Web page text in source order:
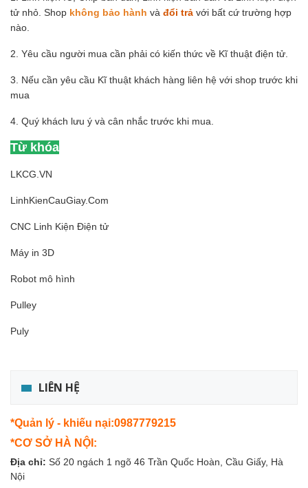
tử nhỏ. Shop không bảo hành và đổi trả với bất cứ trường hợp
nào.
2. Yêu cầu người mua cần phải có kiến thức về Kĩ thuật điện tử.
3. Nếu cần yêu cầu Kĩ thuật khách hàng liên hệ với shop trước khi
mua
4. Quý khách lưu ý và cân nhắc trước khi mua.
Từ khóa
LKCG.VN
LinhKienCauGiay.Com
CNC Linh Kiện Điện tử
Máy in 3D
Robot mô hình
Pulley
Puly
LIÊN HỆ
*Quản lý - khiếu nại:0987779215
*CƠ SỞ HÀ NỘI:
Địa chỉ: Số 20 ngách 1 ngõ 46 Trần Quốc Hoàn, Cầu Giấy, Hà
Nội